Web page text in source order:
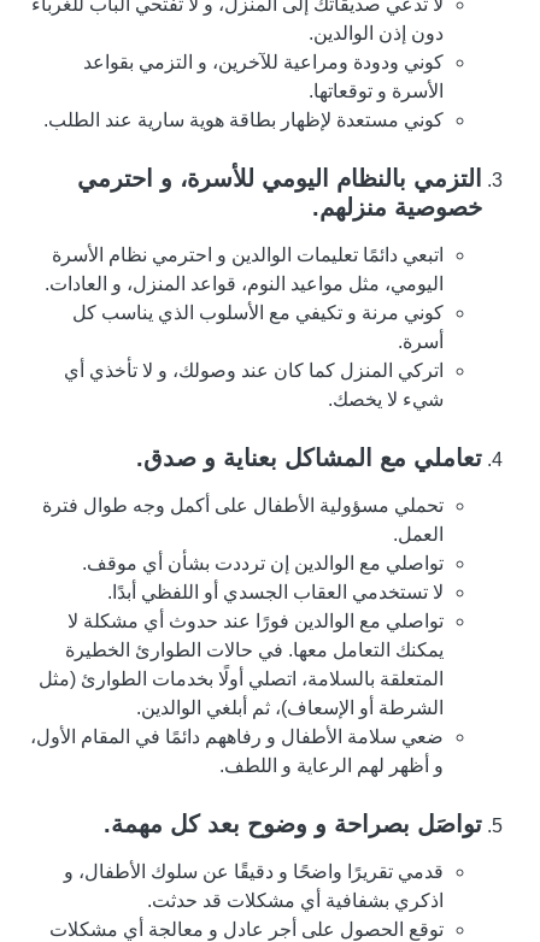
لا تدعي صديقاتك إلى المنزل، و لا تفتحي الباب للغرباء
دون إذن الوالدين.
كوني ودودة ومراعية للآخرين، و التزمي بقواعد
الأسرة و توقعاتها.
كوني مستعدة لإظهار بطاقة هوية سارية عند الطلب.
التزمي بالنظام اليومي للأسرة، و احترمي
خصوصية منزلهم.
اتبعي دائمًا تعليمات الوالدين و احترمي نظام الأسرة
اليومي، مثل مواعيد النوم، قواعد المنزل، و العادات.
كوني مرنة و تكيفي مع الأسلوب الذي يناسب كل
أسرة.
اتركي المنزل كما كان عند وصولك، و لا تأخذي أي
شيء لا يخصك.
تعاملي مع المشاكل بعناية و صدق.
تحملي مسؤولية الأطفال على أكمل وجه طوال فترة
العمل.
تواصلي مع الوالدين إن ترددت بشأن أي موقف.
لا تستخدمي العقاب الجسدي أو اللفظي أبدًا.
تواصلي مع الوالدين فورًا عند حدوث أي مشكلة لا
يمكنك التعامل معها. في حالات الطوارئ الخطيرة
المتعلقة بالسلامة، اتصلي أولًا بخدمات الطوارئ (مثل
الشرطة أو الإسعاف)، ثم أبلغي الوالدين.
ضعي سلامة الأطفال و رفاههم دائمًا في المقام الأول،
و أظهر لهم الرعاية و اللطف.
تواصَل بصراحة و وضوح بعد كل مهمة.
قدمي تقريرًا واضحًا و دقيقًا عن سلوك الأطفال، و
اذكري بشفافية أي مشكلات قد حدثت.
توقع الحصول على أجر عادل و معالجة أي مشكلات